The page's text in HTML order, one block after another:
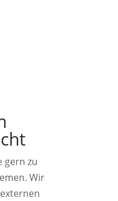
gern zu
Wir